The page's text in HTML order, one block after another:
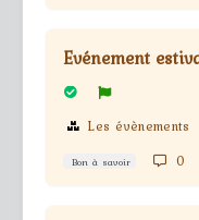
Evénement
Les évènements
Bon à savoir 0